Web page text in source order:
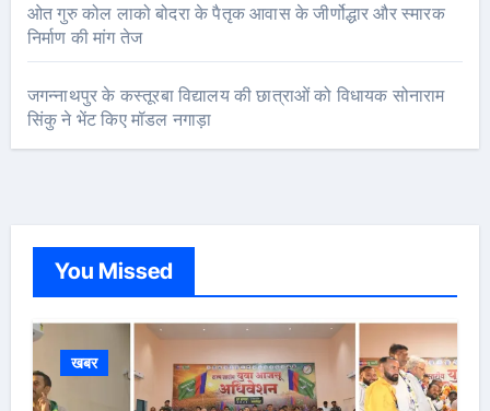
ओत गुरु कोल लाको बोदरा के पैतृक आवास के जीर्णोद्धार और स्मारक
निर्माण की मांग तेज
जगन्नाथपुर के कस्तूरबा विद्यालय की छात्राओं को विधायक सोनाराम
सिंकु ने भेंट किए मॉडल नगाड़ा
You Missed
खबर